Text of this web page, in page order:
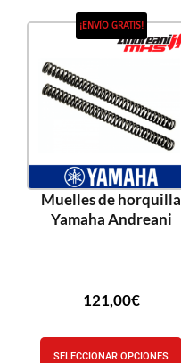
¡ENVÍO GRATIS!
Muelles de horquilla
Yamaha Andreani
121,00€
SELECCIONAR OPCIONES